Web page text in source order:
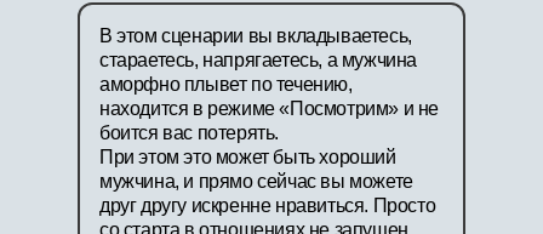
В этом сценарии вы вкладываетесь,
стараетесь, напрягаетесь, а мужчина
аморфно плывет по течению,
находится в режиме «Посмотрим» и не
боится вас потерять.
При этом это может быть хороший
мужчина, и прямо сейчас вы можете
друг другу искренне нравиться. Просто
со старта в отношениях не запущен